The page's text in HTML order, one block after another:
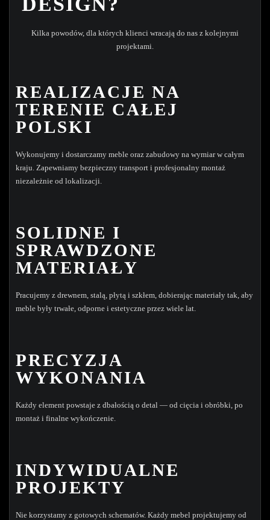
Kilka powodów, dla których klienci wracają do nas z kolejnymi
projektami.
REALIZACJE NA
TERENIE CAŁEJ
POLSKI
Wykonujemy i dostarczamy meble oraz zabudowy na wymiar w całym
kraju. Zapewniamy bezpieczny transport i profesjonalny montaż
niezależnie od lokalizacji.
SOLIDNE I
SPRAWDZONE
MATERIAŁY
Pracujemy z drewnem, stalą, płytą i szkłem, dobierając materiały tak, aby
meble były trwałe, odporne i estetyczne przez wiele lat.
PRECYZJA
WYKONANIA
Każdy element powstaje z dbałością o detal — od cięcia i obróbki, po
montaż i finalne wykończenie.
INDYWIDUALNE
PROJEKTY
Nie korzystamy z gotowych schematów. Każdy mebel projektujemy od